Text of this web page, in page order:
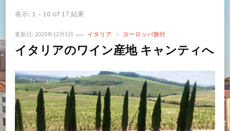
表示: 1 - 10 of 17 結果
更新日: 2025年12月3日 イタリア ヨーロッパ旅行
イタリアのワイン産地 キャンティへ